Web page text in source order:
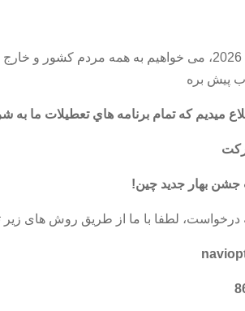
به مناسبت جشن بهار جدید 2026، می خواهیم به
پيش بره
ميديم که تمام برنامه هاي تعطيلات ما
درخواست، لطفا با ما از طریق روش های زیر